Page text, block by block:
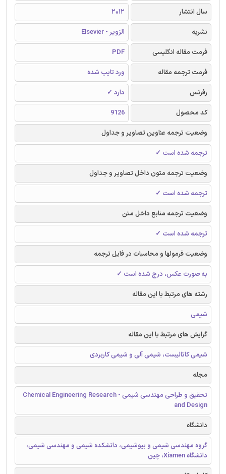
سال انتشار
2012
نشریه
الزویر - Elsevier
فرمت مقاله انگلیسی
PDF
فرمت ترجمه مقاله
ورد تایپ شده
رفرنس
دارد ✓
کد محصول
9126
وضعیت ترجمه عناوین تصاویر و جداول
ترجمه شده است ✓
وضعیت ترجمه متون داخل تصاویر و جداول
ترجمه شده است ✓
وضعیت ترجمه منابع داخل متن
ترجمه شده است ✓
وضعیت فرمولها و محاسبات در فایل ترجمه
به صورت عکس، درج شده است ✓
رشته های مرتبط با این مقاله
شیمی
گرایش های مرتبط با این مقاله
شیمی کاتالیست، شیمی آلی و شیمی کاربردی
مجله
تحقیق و طراحی مهندسی شیمی - Chemical Engineering Research
and Design
دانشگاه
گروه مهندسی شیمی و بیوشیمی، دانشکده شیمی و مهندسی شیمی،
دانشگاه Xiamen، چین